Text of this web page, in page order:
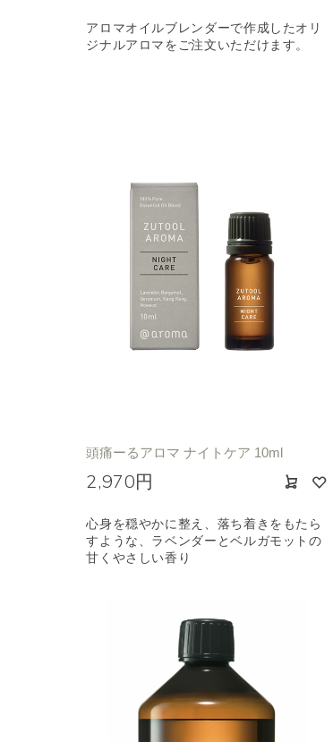
アロマオイルブレンダーで作成したオリ
ジナルアロマをご注文いただけます。
頭痛ーるアロマ ナイトケア 10ml
2,970円
心身を穏やかに整え、落ち着きをもたら
すような、ラベンダーとベルガモットの
甘くやさしい香り